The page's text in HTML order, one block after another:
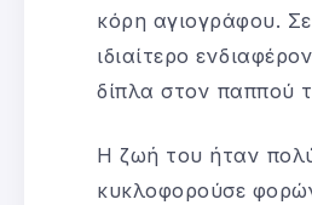
κόρη αγιογράφου. Σε
ιδιαίτερο
δίπλα στον παππού
Η ζωή του ήταν
κυκλοφορούσε